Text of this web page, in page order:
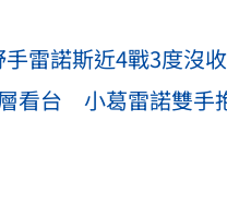
雷諾斯近4戰3度沒
看台 小葛雷諾雙手